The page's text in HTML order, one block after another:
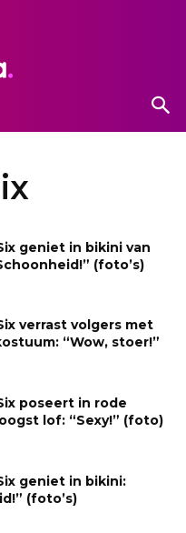
geniet in bikini van
(foto’s)
verrast volgers met
“Wow, stoer!”
poseert in rode
lof: “Sexy!” (foto)
geniet in bikini:
(foto’s)